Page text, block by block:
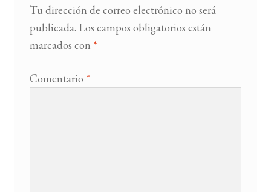
Tu dirección de correo electrónico no será
publicada. Los campos obligatorios están
marcados con *
Comentario *